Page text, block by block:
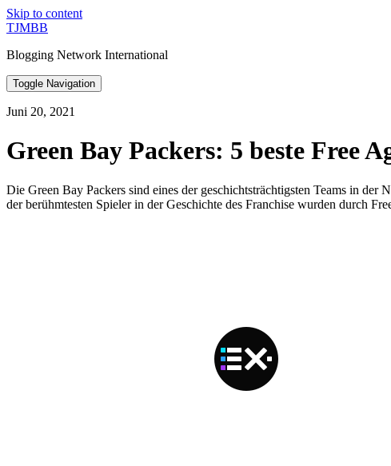
Skip to content
TJMBB
Blogging Network International
Toggle Navigation
Juni 20, 2021
Green Bay Packers: 5 beste Free
Die Green Bay Packers sind eines der geschichtsträchtigsten Teams in
der berühmtesten Spieler in der Geschichte des Franchise wurden durch